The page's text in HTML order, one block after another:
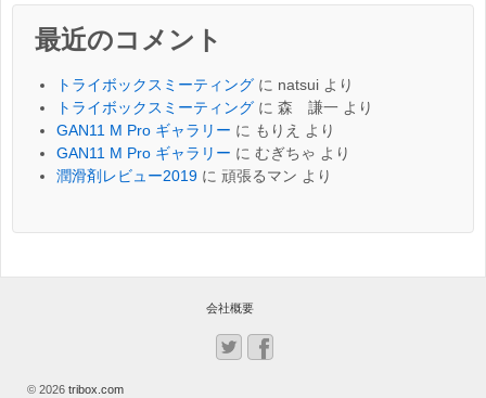
最近のコメント
トライボックスミーティング に natsui より
トライボックスミーティング に 森 謙一 より
GAN11 M Pro ギャラリー に もりえ
より
GAN11 M Pro ギャラリー に むぎちゃ より
潤滑剤レビュー2019 に 頑張るマン より
会社概要
© 2026 tribox.com